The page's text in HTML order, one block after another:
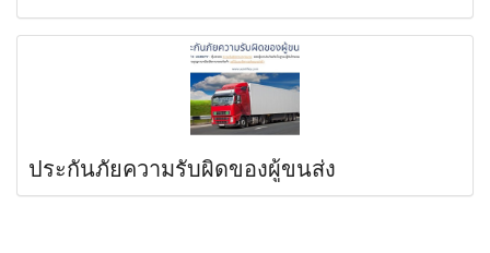
ประกันภัยความรับผิดของผู้ขนส่ง